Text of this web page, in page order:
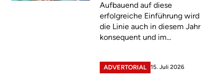
Aufbauend auf diese
erfolgreiche Einführung wird
die Linie auch in diesem Jahr
konsequent und im...
ADVERTORIAL 15. Juli 2026